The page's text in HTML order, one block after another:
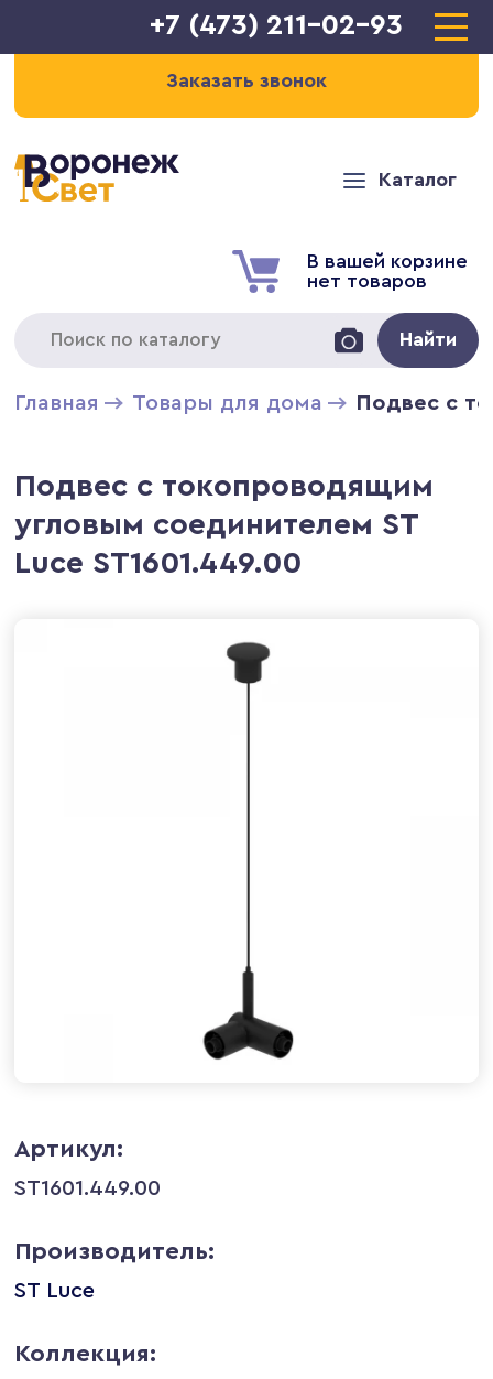
+7 (473) 211-02-93
Заказать звонок
Каталог
В вашей корзине
нет товаров
Найти
Главная Товары для дома Подвес с
Подвес с токопроводящим
угловым соединителем ST
Luce ST1601.449.00
Артикул:
ST1601.449.00
Производитель:
ST Luce
Коллекция: